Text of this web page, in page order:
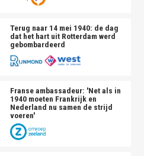
Terug naar 14 mei 1940: de dag
dat het hart uit Rotterdam werd
gebombardeerd
Franse ambassadeur: 'Net als in
1940 moeten Frankrijk en
Nederland nu samen de strijd
voeren'